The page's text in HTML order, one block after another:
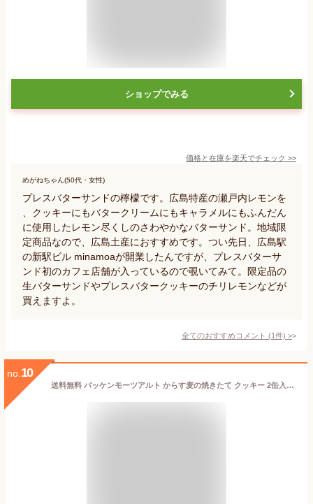
ショップでみる
価格と在庫を楽天でチェック >>
めがねちゃん(50代・女性)
プレスバターサンドの檸檬です。広島特産の瀬戸内レモンを
、クッキーにもバタークリームにもキャラメルにもふんだん
に使用したレモン尽くしのさわやかなバターサンド。地域限
定商品なので、広島土産におすすめです。つい先日、広島駅
の新駅ビル minamoaが開業したんですが、プレスバターサ
ンド初のカフェ店舗が入っているので覗いてみて。限定品の
生バターサンドやプレスバタークッキーのチリレモンなどが
買えますよ。
全てのおすすめコメント (1件) >
no. 10
送料無料 バッケンモーツアルト からす麦の焼きたて クッキー 2缶入り (アーモンド＝130g1缶・ミックス＝130g1缶) 広島 お土産